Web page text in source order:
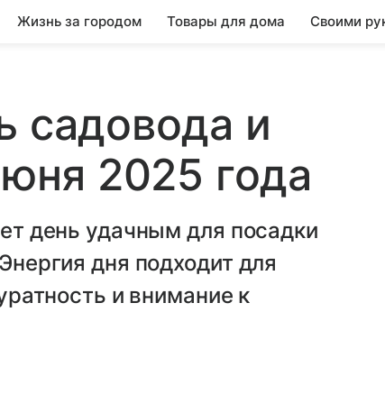
Жизнь за городом Товары для дома Своими
садовода и
2025 года
день удачным для посадки
дня подходит для
и внимание к